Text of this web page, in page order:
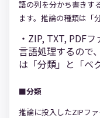
語の列を分かち書きす
ます。推論の種類は「
・ZIP, TXT, PDF
言語処理するので
は「分類」と「ベ
■分類
推論に投入したZIPフ